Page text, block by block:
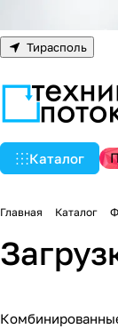
Тирасполь
Каталог
Главная Каталог